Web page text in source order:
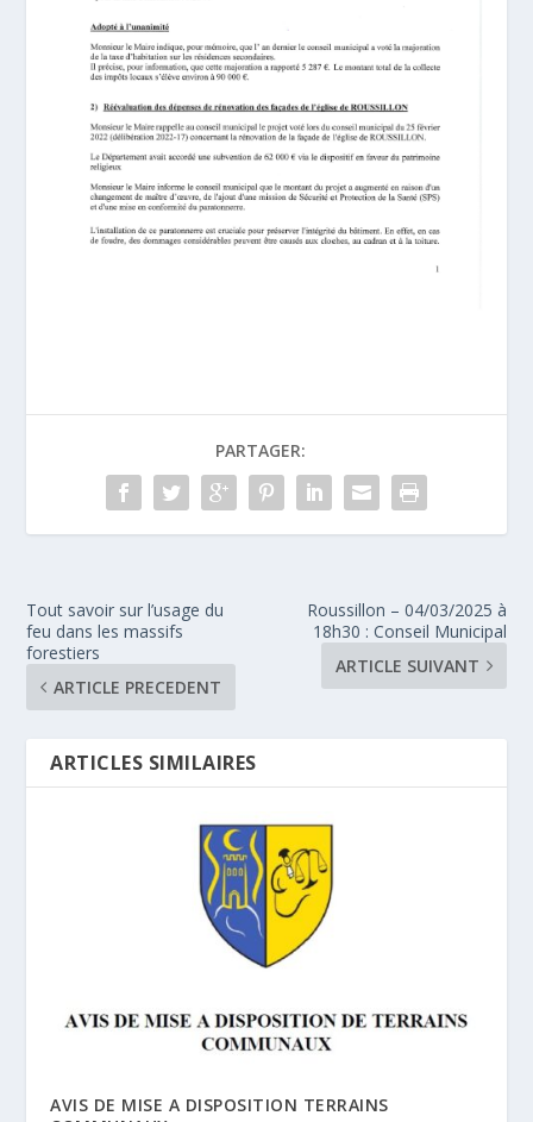
PARTAGER:
Tout savoir sur l’usage du
feu dans les massifs
forestiers
ARTICLE PRECEDENT
Roussillon – 04/03/2025 à
18h30 : Conseil Municipal
ARTICLE SUIVANT
ARTICLES SIMILAIRES
AVIS DE MISE A DISPOSITION TERRAINS